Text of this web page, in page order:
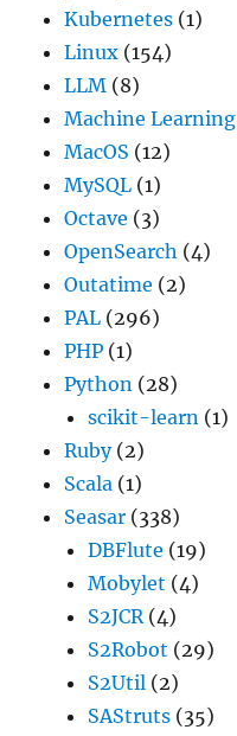
Kubernetes (1)
Linux (154)
LLM (8)
Machine Learning
MacOS (12)
MySQL (1)
Octave (3)
OpenSearch (4)
Outatime (2)
PAL (296)
PHP (1)
Python (28)
scikit-learn (1)
Ruby(2)
Scala (1)
Seasar (338)
DBFlute (19)
Mobylet (4)
S2JCR(4)
S2Robot (29)
S2Util (2)
SAStruts (35)